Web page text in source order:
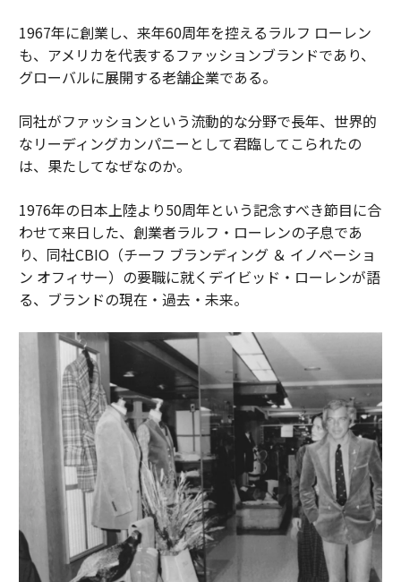
1967年に創業し、来年60周年を控えるラルフ ローレン
も、アメリカを代表するファッションブランドであり、
グローバルに展開する老舗企業である。
同社がファッションという流動的な分野で長年、世界的
なリーディングカンパニーとして君臨してこられたの
は、果たしてなぜなのか。
1976年の日本上陸より50周年という記念すべき節目に合
わせて来日した、創業者ラルフ・ローレンの子息であ
り、同社CBIO（チーフ ブランディング ＆ イノベーショ
ン オフィサー）の要職に就くデイビッド・ローレンが語
る、ブランドの現在・過去・未来。